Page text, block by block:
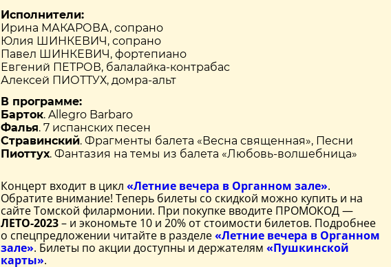
Исполнители:
Ирина МАКАРОВА, сопрано
Юлия ШИНКЕВИЧ, сопрано
Павел ШИНКЕВИЧ, фортепиано
Евгений ПЕТРОВ, балалайка-контрабас
Алексей ПИОТТУХ, домра-альт
В программе:
Барток. Allegro Barbaro
Фалья. 7 испанских песен
Стравинский. Фрагменты балета «Весна священная», Песни
Пиоттух. Фантазия на темы из балета «Любовь-волшебница»
Концерт входит в цикл «Летние вечера в Органном зале».
Обратите внимание! Теперь билеты со скидкой можно купить и на
сайте Томской филармонии. При покупке вводите ПРОМОКОД —
ЛЕТО-2023– и экономьте 10 и 20% от стоимости билетов. Подробнее
о спецпредложении читайте в разделе«Летние вечера в Органном
зале». Билеты по акции доступны и держателям «Пушкинской
карты».